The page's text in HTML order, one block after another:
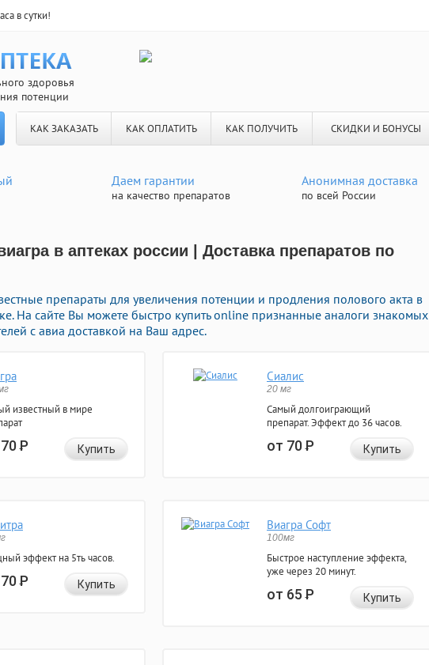
в сутки!
здоровья
потенции
КАК ЗАКАЗАТЬ КАК ОПЛАТИТЬ КАК ПОЛУЧИТЬ СКИДКИ И БОНУСЫ
Даем гарантии
на качество препаратов
Анонимная доставка
по всей России
в аптеках россии | Доставка препаратов по
препараты для увеличения потенции и продления полового акта в
На сайте Вы можете быстро купить online признанные аналоги знакомых
с авиа доставкой на Ваш адрес.
известный в мире
Р Купить
Сиалис
20 мг
Самый долгоиграющий
препарат. Эффект до 36 часов.
от 70Р Купить
эффект на 5ть часов.
Р Купить
Виагра Софт
100мг
Быстрое наступление эффекта,
уже через 20 минут.
от 65Р Купить